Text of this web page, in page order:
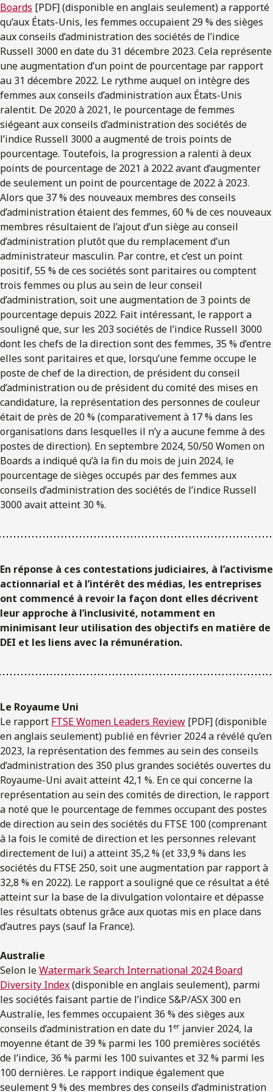
Boards [PDF] (disponible en anglais seulement) a rapporté
qu’aux États-Unis, les femmes occupaient 29 % des sièges
aux conseils d’administration des sociétés de l’indice
Russell 3000 en date du 31 décembre 2023. Cela représente
une augmentation d’un point de pourcentage par rapport
au 31 décembre 2022. Le rythme auquel on intègre des
femmes aux conseils d’administration aux États-Unis
ralentit. De 2020 à 2021, le pourcentage de femmes
siégeant aux conseils d’administration des sociétés de
l’indice Russell 3000 a augmenté de trois points de
pourcentage. Toutefois, la progression a ralenti à deux
points de pourcentage de 2021 à 2022 avant d’augmenter
de seulement un point de pourcentage de 2022 à 2023.
Alors que 37 % des nouveaux membres des conseils
d’administration étaient des femmes, 60 % de ces nouveaux
membres résultaient de l’ajout d’un siège au conseil
d’administration plutôt que du remplacement d’un
administrateur masculin. Par contre, et c’est un point
positif, 55 % de ces sociétés sont paritaires ou comptent
trois femmes ou plus au sein de leur conseil
d’administration, soit une augmentation de 3 points de
pourcentage depuis 2022. Fait intéressant, le rapport a
souligné que, sur les 203 sociétés de l’indice Russell 3000
dont les chefs de la direction sont des femmes, 35 % d’entre
elles sont paritaires et que, lorsqu’une femme occupe le
poste de chef de la direction, de président du conseil
d’administration ou de président du comité des mises en
candidature, la représentation des personnes de couleur
était de près de 20 % (comparativement à 17 % dans les
organisations dans lesquelles il n’y a aucune femme à des
postes de direction). En septembre 2024, 50/50 Women on
Boards a indiqué qu’à la fin du mois de juin 2024, le
pourcentage de sièges occupés par des femmes aux
conseils d’administration des sociétés de l’indice Russell
3000 avait atteint 30 %.
En réponse à ces contestations judiciaires, à l’activisme
actionnarial et à l’intérêt des médias, les entreprises
ont commencé à revoir la façon dont elles décrivent
leur approche à l’inclusivité, notamment en
minimisant leur utilisation des objectifs en matière de
DEI et les liens avec la rémunération.
Le Royaume Uni
Le rapport FTSE Women Leaders Review [PDF] (disponible
en anglais seulement) publié en février 2024 a révélé qu’en
2023, la représentation des femmes au sein des conseils
d’administration des 350 plus grandes sociétés ouvertes du
Royaume-Uni avait atteint 42,1 %. En ce qui concerne la
représentation au sein des comités de direction, le rapport
a noté que le pourcentage de femmes occupant des postes
de direction au sein des sociétés du FTSE 100 (comprenant
à la fois le comité de direction et les personnes relevant
directement de lui) a atteint 35,2 % (et 33,9 % dans les
sociétés du FTSE 250, soit une augmentation par rapport à
32,8 % en 2022). Le rapport a souligné que ce résultat a été
atteint sur la base de la divulgation volontaire et dépasse
les résultats obtenus grâce aux quotas mis en place dans
d’autres pays (sauf la France).
Australie
Selon leWatermark Search International 2024 Board
Diversity Index(disponible en anglais seulement), parmi
les sociétés faisant partie de l’indice S&P/ASX 300 en
Australie, les femmes occupaient 36 % des sièges aux
conseils d’administration en date du 1 er janvier 2024, la
moyenne étant de 39 % parmi les 100 premières sociétés
de l’indice, 36 % parmi les 100 suivantes et 32 % parmi les
100 dernières. Le rapport indique également que
seulement 9 % des membres des conseils d’administration